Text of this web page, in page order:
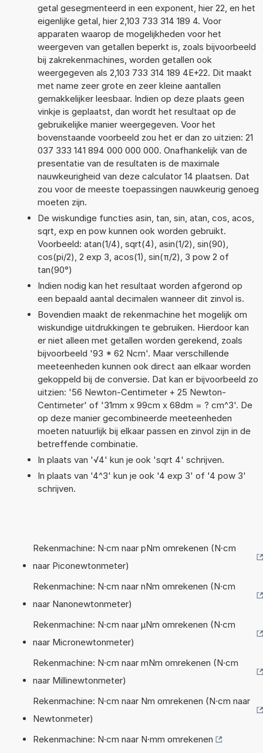
getal gesegmenteerd in een exponent, hier 22, en het
eigenlijke getal, hier 2,103 733 314 189 4. Voor
apparaten waarop de mogelijkheden voor het
weergeven van getallen beperkt is, zoals bijvoorbeeld
bij zakrekenmachines, worden getallen ook
weergegeven als 2,103 733 314 189 4E+22. Dit maakt
met name zeer grote en zeer kleine aantallen
gemakkelijker leesbaar. Indien op deze plaats geen
vinkje is geplaatst, dan wordt het resultaat op de
gebruikelijke manier weergegeven. Voor het
bovenstaande voorbeeld zou het er dan zo uitzien: 21
037 333 141 894 000 000 000. Onafhankelijk van de
presentatie van de resultaten is de maximale
nauwkeurigheid van deze calculator 14 plaatsen. Dat
zou voor de meeste toepassingen nauwkeurig genoeg
moeten zijn.
De wiskundige functies asin, tan, sin, atan, cos, acos,
sqrt, exp en pow kunnen ook worden gebruikt.
Voorbeeld: atan(1/4), sqrt(4), asin(1/2), sin(90),
cos(pi/2), 2 exp 3, acos(1), sin(π/2), 3 pow 2 of
tan(90°)
Indien nodig kan het resultaat worden afgerond op
een bepaald aantal decimalen wanneer dit zinvol is.
Bovendien maakt de rekenmachine het mogelijk om
wiskundige uitdrukkingen te gebruiken. Hierdoor kan
er niet alleen met getallen worden gerekend, zoals
bijvoorbeeld '93 * 62 Ncm'. Maar verschillende
meeteenheden kunnen ook direct aan elkaar worden
gekoppeld bij de conversie. Dat kan er bijvoorbeeld zo
uitzien: '56 Newton-Centimeter + 25 Newton-
Centimeter' of '31mm x 99cm x 68dm = ? cm^3'. De
op deze manier gecombineerde meeteenheden
moeten natuurlijk bij elkaar passen en zinvol zijn in de
betreffende combinatie.
In plaats van '√4' kun je ook 'sqrt 4' schrijven.
In plaats van '4^3' kun je ook '4 exp 3' of '4 pow 3'
schrijven.
Rekenmachine: N·cm naar pNm omrekenen (N·cm
naar Piconewtonmeter)
Rekenmachine: N·cm naar nNm omrekenen (N·cm
naar Nanonewtonmeter)
Rekenmachine: N·cm naar µNm omrekenen (N·cm
naar Micronewtonmeter)
Rekenmachine: N·cm naar mNm omrekenen (N·cm
naar Millinewtonmeter)
Rekenmachine: N·cm naar Nm omrekenen (N·cm naar
Newtonmeter)
Rekenmachine: N·cm naar N·mm omrekenen